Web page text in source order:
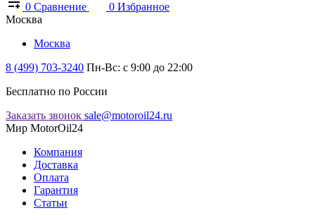
0 Сравнение 0 Избранное
Москва
Москва
8 (499) 703-3240 Пн-Вс: с 9:00 до 22:00
Бесплатно по России
Заказать звонок sale@motoroil24.ru
Мир MotorOil24
Компания
Доставка
Оплата
Гарантия
Статьи